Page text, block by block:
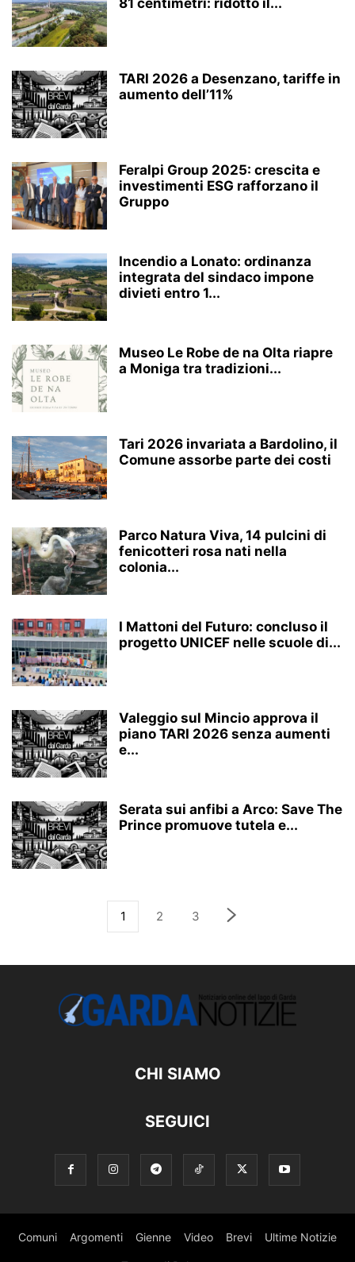
81 centimetri: ridotto il...
TARI 2026 a Desenzano, tariffe in
aumento dell’11%
Feralpi Group 2025: crescita e
investimenti ESG rafforzano il
Gruppo
Incendio a Lonato: ordinanza
integrata del sindaco impone
divieti entro 1...
Museo Le Robe de na Olta riapre
a Moniga tra tradizioni...
Tari 2026 invariata a Bardolino, il
Comune assorbe parte dei costi
Parco Natura Viva, 14 pulcini di
fenicotteri rosa nati nella
colonia...
I Mattoni del Futuro: concluso il
progetto UNICEF nelle scuole di...
Valeggio sul Mincio approva il
piano TARI 2026 senza aumenti
e...
Serata sui anfibi a Arco: Save The
Prince promuove tutela e...
1 2 3
CHI SIAMO
SEGUICI
Comuni Argomenti Gienne Video Brevi Ultime Notizie